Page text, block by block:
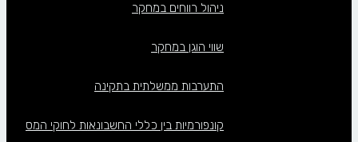
ניהול רווחים במחקר
שווי הוגן במחקר
התערבות ממשלתית בתקינה
קונפורמיות בין כללי החשבונאות לחוקי המס